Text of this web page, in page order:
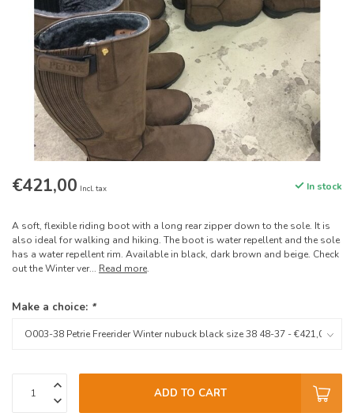
€421,00 Incl. tax In stock
A soft, flexible riding boot with a long rear zipper down to the sole. It is
also ideal for walking and hiking. The boot is water repellent and the sole
has a water repellent rim. Available in black, dark brown and beige. Check
out the Winter ver... Read more.
Make a choice: *
ADD TO CART